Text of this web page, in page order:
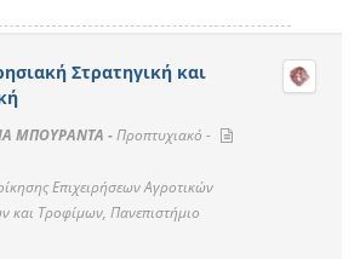
Στρατηγική και
ΜΠΟΥΡΑΝΤΑ -Προπτυχιακό -
Επιχειρήσεων Αγροτικών
και Τροφίμων, Πανεπιστήμιο